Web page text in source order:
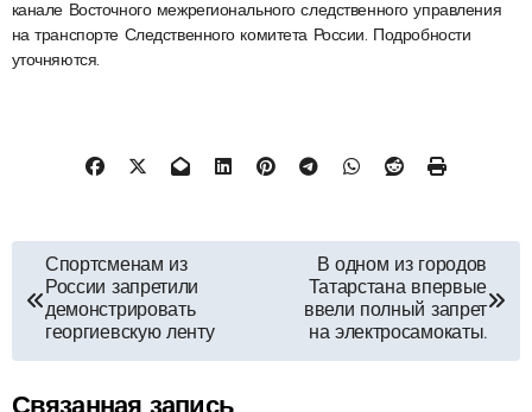
канале Восточного межрегионального следственного управления
на транспорте Следственного комитета России. Подробности
уточняются.
Навигация
по
записям
Спортсменам из
России запретили
демонстрировать
георгиевскую ленту
В одном из городов
Татарстана впервые
ввели полный запрет
на электросамокаты.